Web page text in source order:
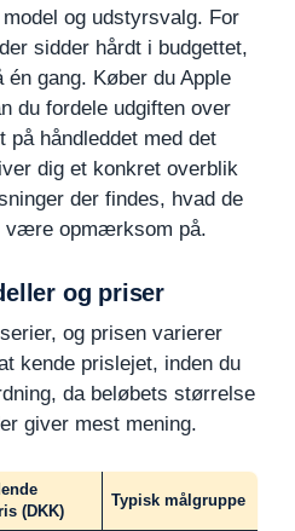
og udstyrsvalg. For
sidder hårdt i budgettet,
gang. Køber du Apple
du fordele udgiften over
på håndleddet med det
dig et konkret overblik
der findes, hvad de
være opmærksom på.
og priser
og prisen varierer
kende prislejet, inden du
da beløbets størrelse
giver mest mening.
(DKK)
Typisk målgruppe